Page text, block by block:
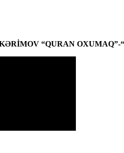
“QURAN OXUMAQ”-